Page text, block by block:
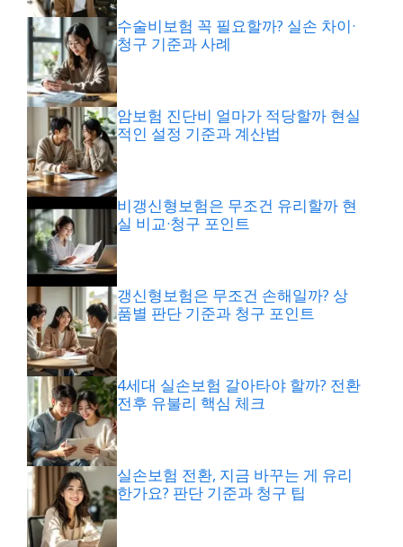
수술비보험 꼭 필요할까? 실손 차이·
청구 기준과 사례
암보험 진단비 얼마가 적당할까 현실
적인 설정 기준과 계산법
비갱신형보험은 무조건 유리할까 현
실 비교·청구 포인트
갱신형보험은 무조건 손해일까? 상
품별 판단 기준과 청구 포인트
4세대 실손보험 갈아타야 할까? 전환
전후 유불리 핵심 체크
실손보험 전환, 지금 바꾸는 게 유리
한가요? 판단 기준과 청구 팁